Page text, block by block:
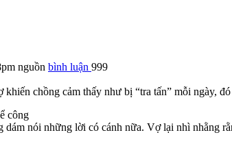
nguồn bình luận 999
chồng cảm thấy như bị “tr‌a tấ‌n” mỗi ngày,
dám nói những lời có cánh nữa. Vợ lại nhì nhằng